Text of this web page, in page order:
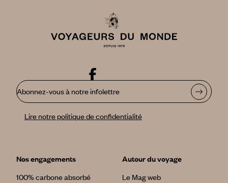
Abonnez-vous à notre infolettre
Lire notre politique de confidentialité
Nos engagements
100% carbone absorbé
Autour du voyage
Le Mag web